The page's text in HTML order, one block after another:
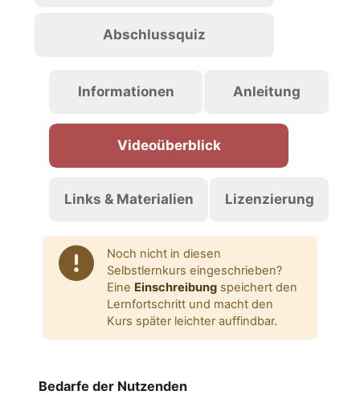
Abschlussquiz
Informationen Anleitung
Videoüberblick
Links & Materialien Lizenzierung
Noch nicht in diesen
Selbstlernkurs eingeschrieben?
Eine Einschreibung speichert den
Lernfortschritt und macht den
Kurs später leichter auffindbar.
Bedarfe der Nutzenden